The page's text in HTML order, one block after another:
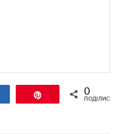
Поділитися 0
ПОДІЛИСЬ